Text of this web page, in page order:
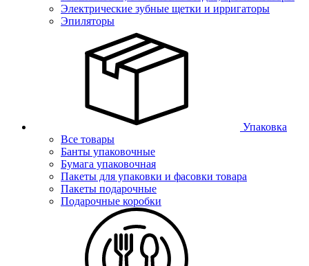
Электрические зубные щетки и ирригаторы
Эпиляторы
Упаковка
Все товары
Банты упаковочные
Бумага упаковочная
Пакеты для упаковки и фасовки товара
Пакеты подарочные
Подарочные коробки